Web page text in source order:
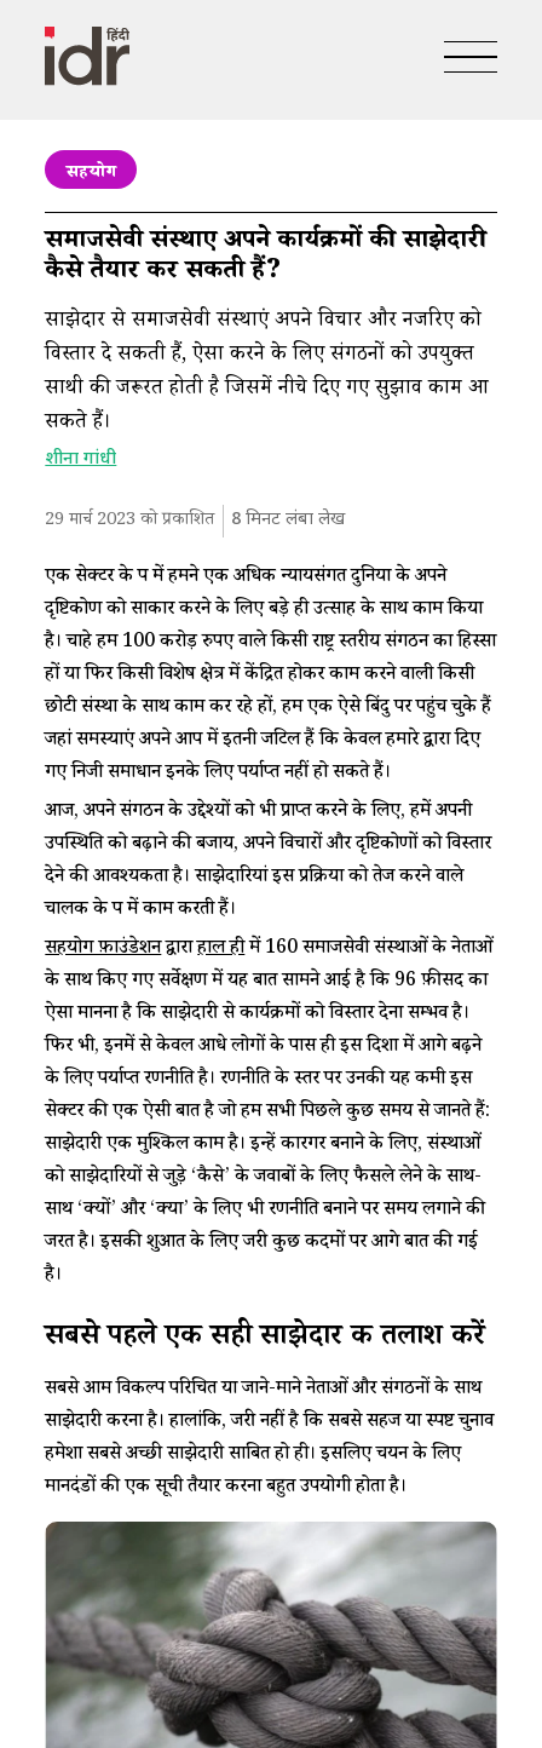
सहयोग
समाजसेवी संस्थाएं अपने कार्यक्रमों की साझेदारी
कैसे तैयार कर सकती हैं?
साझेदारी से समाजसेवी संस्थाएं अपने विचार और नजरिए को
विस्तार दे सकती हैं, ऐसा करने के लिए संगठनों को उपयुक्त
साथी की जरूरत होती है जिसमें नीचे दिए गए सुझाव काम आ
सकते हैं।
शीना गांधी
29 मार्च 2023 को प्रकाशित 8मिनट लंबा लेख
एक सेक्टर के रूप में हमने एक अधिक न्यायसंगत दुनिया के अपने
दृष्टिकोण को साकार करने के लिए बड़े ही उत्साह के साथ काम किया
है। चाहे हम 100 करोड़ रुपए वाले किसी राष्ट्र स्तरीय संगठन का हिस्सा
हों या फिर किसी विशेष क्षेत्र में केंद्रित होकर काम करने वाली किसी
छोटी संस्था के साथ काम कर रहे हों, हम एक ऐसे बिंदु पर पहुंच चुके हैं
जहां समस्याएं अपने आप में इतनी जटिल हैं कि केवल हमारे द्वारा दिए
गए निजी समाधान इनके लिए पर्याप्त नहीं हो सकते हैं।
आज, अपने संगठन के उद्देश्यों को भी प्राप्त करने के लिए, हमें अपनी
उपस्थिति को बढ़ाने की बजाय, अपने विचारों और दृष्टिकोणों को विस्तार
देने की आवश्यकता है। साझेदारियां इस प्रक्रिया को तेज करने वाले
चालक के रूप में काम करती हैं।
सहयोग फ़ाउंडेशनद्वाराहाल हीमें 160 समाजसेवी संस्थाओं के नेताओं
के साथ किए गए सर्वेक्षण में यह बात सामने आई है कि 96 फ़ीसद का
ऐसा मानना है कि साझेदारी से कार्यक्रमों को विस्तार देना सम्भव है।
फिर भी, इनमें से केवल आधे लोगों के पास ही इस दिशा में आगे बढ़ने
के लिए पर्याप्त रणनीति है। रणनीति के स्तर पर उनकी यह कमी इस
सेक्टर की एक ऐसी बात है जो हम सभी पिछले कुछ समय से जानते हैं:
साझेदारी एक मुश्किल काम है। इन्हें कारगर बनाने के लिए, संस्थाओं
को साझेदारियों से जुड़े ‘कैसे’ के जवाबों के लिए फैसले लेने के साथ-
साथ ‘क्यों’ और ‘क्या’ के लिए भी रणनीति बनाने पर समय लगाने की
जरूरत है। इसकी शुरूआत के लिए जरूरी कुछ कदमों पर आगे बात की गई
है।
सबसेपहलेएकसहीसाझेदारकीतलाशकरें
सबसे आम विकल्प परिचित या जाने-माने नेताओं और संगठनों के साथ
साझेदारी करना है। हालांकि, जरूरी नहीं है कि सबसे सहज या स्पष्ट चुनाव
हमेशा सबसे अच्छी साझेदारी साबित हो ही। इसलिए चयन के लिए
मानदंडों की एक सूची तैयार करना बहुत उपयोगी होता है।